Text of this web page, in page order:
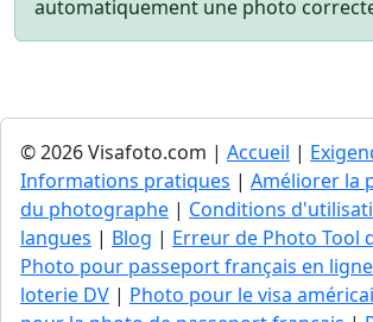
automatiquement une photo
© 2026 Visafoto.com | Accueil |
Informations pratiques | Améliorer la
du photographe | Conditions
langues | Blog | Erreur de Photo Tool
Photo pour passeport français en ligne
loterie DV | Photo pour le visa